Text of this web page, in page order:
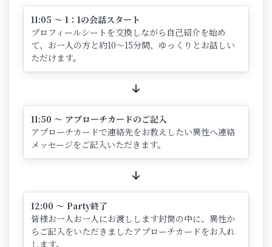
11:05 ～ 1：1の会話スタート
プロフィールシートを交換しながら自己紹介を始め
て、お一人の方と約10～15分間、ゆっくりとお話しい
ただけます。
11:50 ～ アプローチカードのご記入
アプローチカードで連絡先をお教えしたい異性へ連絡
メッセージをご記入いただきます。
12:00 ～ Party終了
皆様お一人お一人にお渡しします封筒の中に、異性か
らご記入をいただきましたアプローチカードをお入れ
します。